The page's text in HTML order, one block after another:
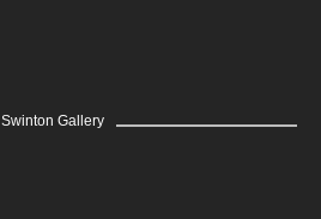
Swinton Gallery